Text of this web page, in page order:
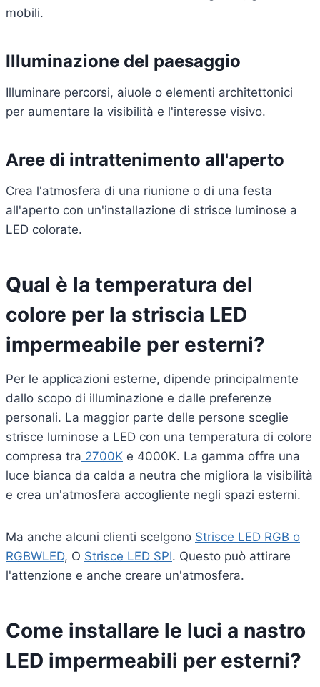
mobili.
Illuminazione del paesaggio
Illuminare percorsi, aiuole o elementi architettonici
per aumentare la visibilità e l'interesse visivo.
Aree di intrattenimento all'aperto
Crea l'atmosfera di una riunione o di una festa
all'aperto con un'installazione di strisce luminose a
LED colorate.
Qual è la temperatura del
colore per la striscia LED
impermeabile per esterni?
Per le applicazioni esterne, dipende principalmente
dallo scopo di illuminazione e dalle preferenze
personali. La maggior parte delle persone sceglie
strisce luminose a LED con una temperatura di colore
compresa tra 2700K e 4000K. La gamma offre una
luce bianca da calda a neutra che migliora la visibilità
e crea un'atmosfera accogliente negli spazi esterni.
Ma anche alcuni clienti scelgono Strisce LED RGB o
RGBWLED, O Strisce LED SPI. Questo può attirare
l'attenzione e anche creare un'atmosfera.
Come installare le luci a nastro
LED impermeabili per esterni?